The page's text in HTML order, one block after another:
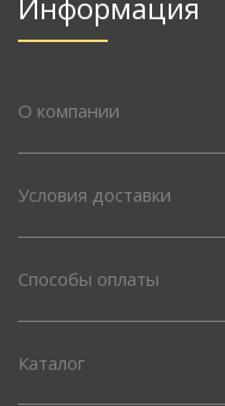
О компании
Условия доставки
Способы оплаты
Каталог